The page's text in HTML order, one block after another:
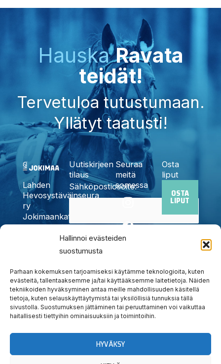
Hallinnoi evästeiden
suostumusta
Parhaan kokemuksen tarjoamiseksi käytämme teknologioita, kuten
evästeitä, tallentaaksemme ja/tai käyttääksemme laitetietoja. Näiden
tekniikoiden hyväksyminen antaa meille mahdollisuuden käsitellä
tietoja, kuten selauskäyttäytymistä tai yksilöllisiä tunnuksia tällä
sivustolla. Suostumuksen jättäminen tai peruuttaminen voi vaikuttaa
haitallisesti tiettyihin ominaisuuksiin ja toimintoihin.
HYVÄKSY
HauskaRavata
teidät!
Tervetuloa tutustumaan.
Yllätyt taatusti!
Lahden
Hevosystäväinseura
ry
Jokimaankatu
6, 15700
6440
info@jokimaanravit.fi
Toimisto
avoinna
arkisin
Uutiskirjeen
tilaus
Sähköpostiosoite:
Kyllä,
tilaan
Seuraa
meitä
somessa
I
s
r
a
m
F
c
o
k
X
t
t
e
r
Y
u
e
T
k
Osta
liput
OSTA
LIPUT